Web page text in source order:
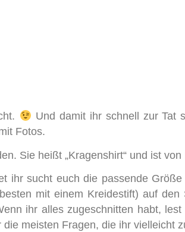
Und damit ihr schnell zur Tat
Fotos.
Sie heißt „Kragenshirt“ und ist von
ihr sucht euch die passende
mit einem Kreidestift) auf
ihr alles zugeschnitten habt,
meisten Fragen, die ihr vielleicht